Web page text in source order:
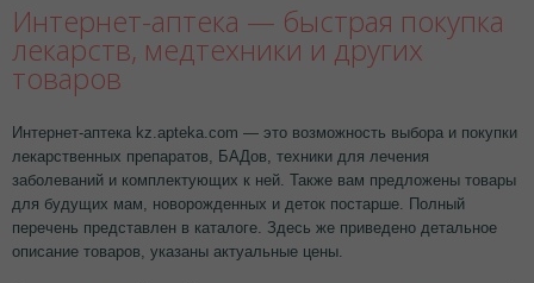
Интернет-аптека — быстрая покупка
лекарств, медтехники и других
товаров
Интернет-аптека kz.apteka.com — это возможность выбора и покупки
лекарственных препаратов, БАДов, техники для лечения
заболеваний и комплектующих к ней. Также вам предложены товары
для будущих мам, новорожденных и деток постарше. Полный
перечень представлен в каталоге. Здесь же приведено детальное
описание товаров, указаны актуальные цены.